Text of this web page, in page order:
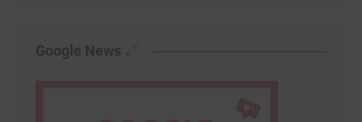
Google News